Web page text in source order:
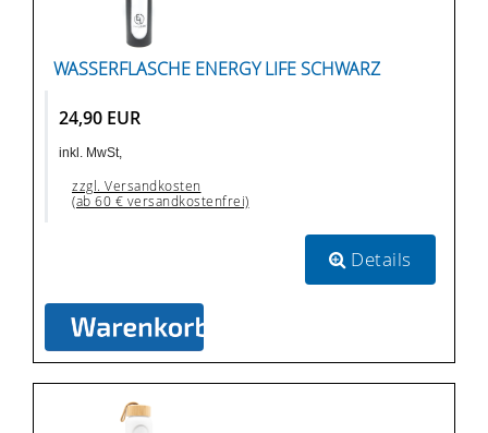
WASSERFLASCHE ENERGY LIFE SCHWARZ
24,90 EUR
inkl. MwSt,
zzgl. Versandkosten
(ab 60 € versandkostenfrei)
Details